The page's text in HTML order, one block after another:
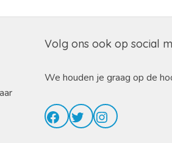
Volg ons ook op social
We houden je graag op de
Facebook
TwitterInstagram